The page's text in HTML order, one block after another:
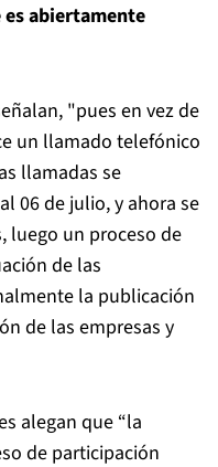
abiertamente
"pues en vez de
un llamado telefónico
llamadas se
06 de julio, y ahora se
luego un proceso de
de las
la publicación
de las empresas y
alegan que “la
de participación